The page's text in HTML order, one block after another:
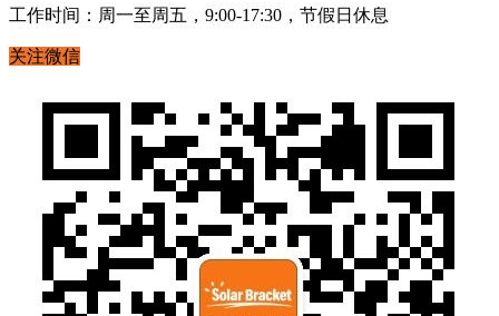
工作时间：周一至周五，9:00-17:30，节假日休息
关注微信